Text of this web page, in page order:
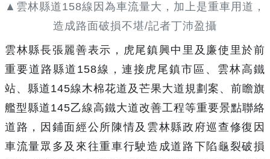
▲雲林縣道158線因為車流量大，加上是重車用道，
造成路面破損不堪/記者丁沛盈攝
雲林縣長張麗善表示，虎尾鎮興中里及廉使里於前
重要道路縣道 158線，連接虎尾鎮市區、雲林高鐵
站、縣道145線木棉花道及芒果大道規劃案、前瞻旗
艦型縣道145乙線高鐵大道改善工程等重要景點聯絡
道路，因鋪面經公所陳情及雲林縣政府巡查修復因
車流量眾多及來往重車行駛造成道路下陷龜裂破損